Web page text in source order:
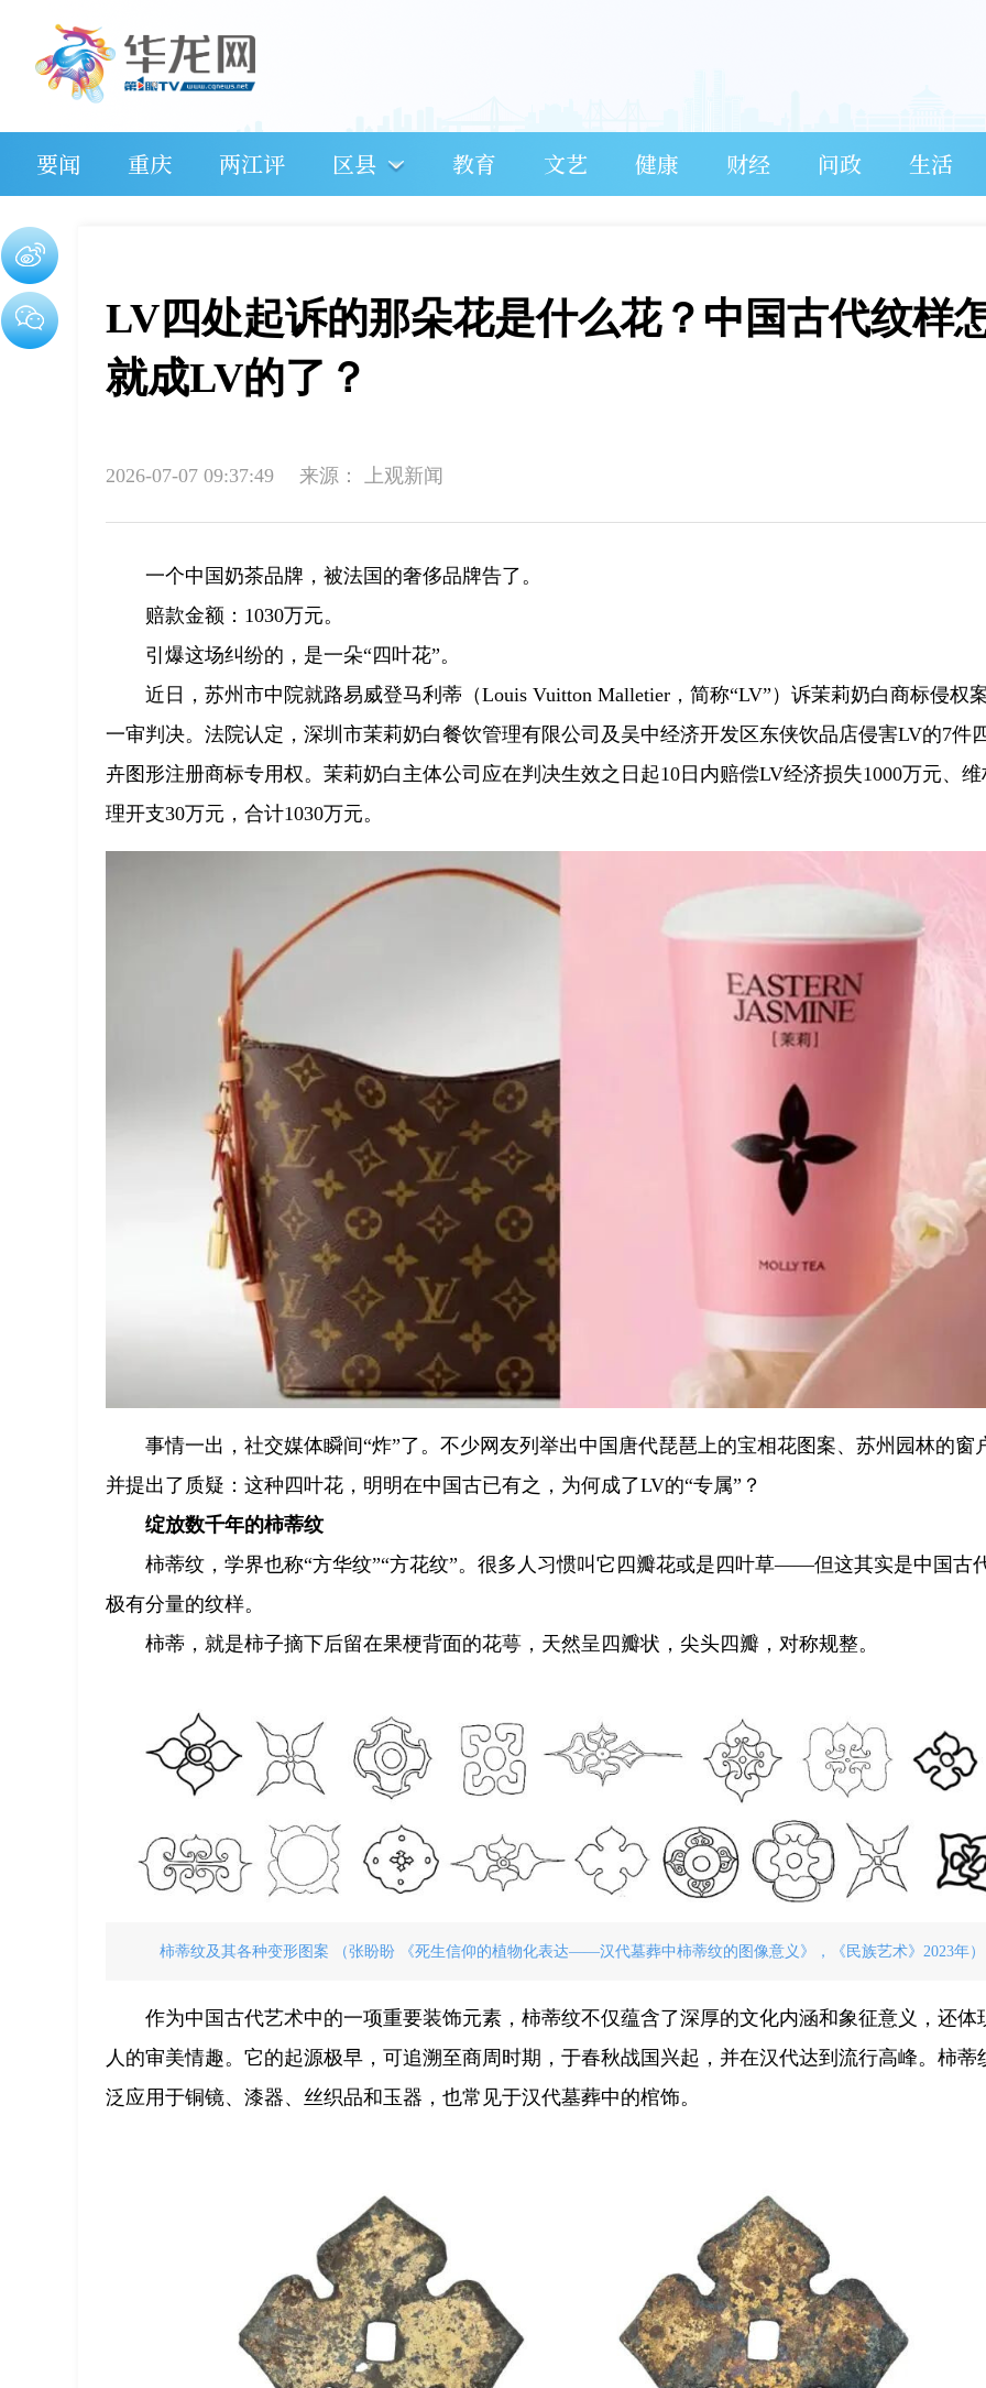
要闻 重庆 两江评 区县 教育 文艺 健康 财经 问政 生活
LV四处起诉的那朵花是什么花？中国古代纹样
就成LV的了？
2026-07-07 09:37:49 来源： 上观新闻
一个中国奶茶品牌，被法国的奢侈品牌告了。
赔款金额：1030万元。
引爆这场纠纷的，是一朵“四叶花”。
近日，苏州市中院就路易威登马利蒂（Louis Vuitton Malletier，简称“LV”）诉茉莉奶白商标侵权
一审判决。法院认定，深圳市茉莉奶白餐饮管理有限公司及吴中经济开发区东侠饮品店侵害LV的7件
卉图形注册商标专用权。茉莉奶白主体公司应在判决生效之日起10日内赔偿LV经济损失1000万元、
理开支30万元，合计1030万元。
事情一出，社交媒体瞬间“炸”了。不少网友列举出中国唐代琵琶上的宝相花图案、苏州园林的窗
并提出了质疑：这种四叶花，明明在中国古已有之，为何成了LV的“专属”？
绽放数千年的柿蒂纹
柿蒂纹，学界也称“方华纹”“方花纹”。很多人习惯叫它四瓣花或是四叶草——但这其实是中国古
极有分量的纹样。
柿蒂，就是柿子摘下后留在果梗背面的花萼，天然呈四瓣状，尖头四瓣，对称规整。
柿蒂纹及其各种变形图案 （张盼盼 《死生信仰的植物化表达——汉代墓葬中柿蒂纹的图像意义》，《民族艺术》2023年）
作为中国古代艺术中的一项重要装饰元素，柿蒂纹不仅蕴含了深厚的文化内涵和象征意义，还体
人的审美情趣。它的起源极早，可追溯至商周时期，于春秋战国兴起，并在汉代达到流行高峰。柿蒂
泛应用于铜镜、漆器、丝织品和玉器，也常见于汉代墓葬中的棺饰。